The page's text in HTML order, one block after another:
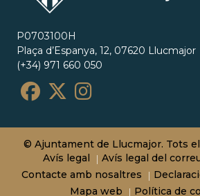
P0703100H
Plaça d’Espanya, 12, 07620 Llucmajor
(+34) 971 660 050
© Ajuntament de Llucmajor. Tots
Avís legal
Avís legal del
Contacte amb nosaltres
Mapa web
Política de